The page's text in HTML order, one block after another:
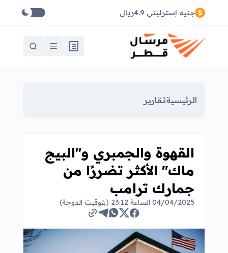
جنيه إسترليني 4.9ريال
الرئيسيةتقارير
القهوة والجمبري و"البيج
ماك" الأكثر تضررًا من
جمارك ترامب
04/04/2025 الساعة 23:12 (بتوقيت الدوحة)